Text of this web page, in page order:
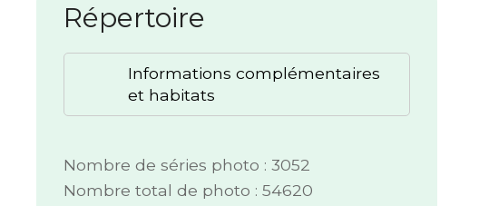
Répertoire
Informations complémentaires
et habitats
Nombre de séries photo : 3052
Nombre total de photo : 54620